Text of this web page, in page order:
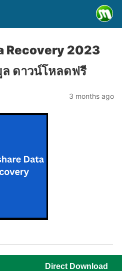
Recovery 2023
ดาวน์โหลดฟรี
3 months ago
Direct Download